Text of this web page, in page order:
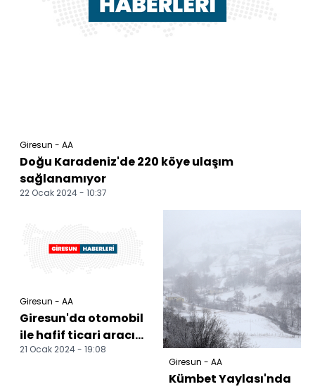
Giresun - AA
Doğu Karadeniz'de 220 köye ulaşım
sağlanamıyor
22 Ocak 2024 - 10:37
Giresun - AA
Giresun'da otomobil
ile hafif ticari aracın
çarpışması sonucu 5
21 Ocak 2024 - 19:08
Giresun - AA
Kümbet Yaylası'nda